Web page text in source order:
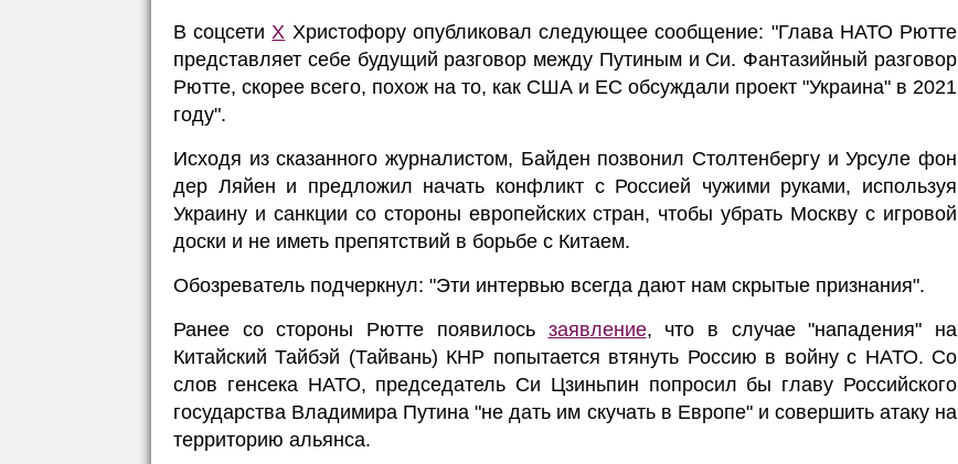
В соцсетиX Христофору опубликовал следующее сообщение: "Глава НАТО Рютте
представляет себе будущий разговор между Путиным и Си. Фантазийный разговор
Рютте, скорее всего, похож на то, как США и ЕС обсуждали проект "Украина" в 2021
году".
Исходя из сказанного журналистом, Байден позвонил Столтенбергу и Урсуле фон
дер Ляйен и предложил начать конфликт с Россией чужими руками, используя
Украину и санкции со стороны европейских стран, чтобы убрать Москву с игровой
доски и не иметь препятствий в борьбе с Китаем.
Обозреватель подчеркнул: "Эти интервью всегда дают нам скрытые признания".
Ранее со стороны Рютте появилось заявление, что в случае "нападения" на
Китайский Тайбэй (Тайвань) КНР попытается втянуть Россию в войну с НАТО. Со
слов генсека НАТО, председатель Си Цзиньпин попросил бы главу Российского
государства Владимира Путина "не дать им скучать в Европе" и совершить атаку на
территорию альянса.